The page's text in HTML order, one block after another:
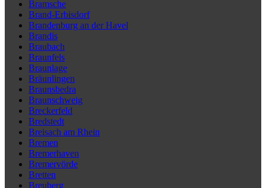
Bramsche
Brand-Erbisdorf
Brandenburg an der Havel
Brandis
Braubach
Braunfels
Braunlage
Bräunlingen
Braunsbedra
Braunschweig
Breckerfeld
Bredstedt
Breisach am Rhein
Bremen
Bremerhaven
Bremervörde
Bretten
Breuberg